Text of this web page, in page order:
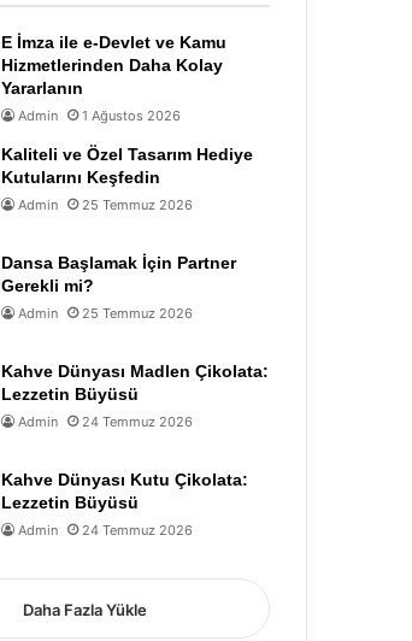
E İmza ile e-Devlet ve Kamu
Hizmetlerinden Daha Kolay
Yararlanın
Admin 1 Ağustos 2026
Kaliteli ve Özel Tasarım Hediye
Kutularını Keşfedin
Admin 25 Temmuz 2026
Dansa Başlamak İçin Partner
Gerekli mi?
Admin 25 Temmuz 2026
Kahve Dünyası Madlen Çikolata:
Lezzetin Büyüsü
Admin 24 Temmuz 2026
Kahve Dünyası Kutu Çikolata:
Lezzetin Büyüsü
Admin 24 Temmuz 2026
Daha Fazla Yükle